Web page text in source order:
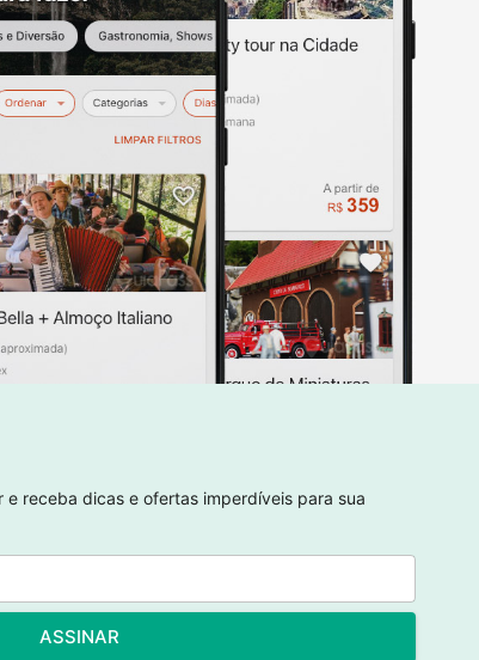
e receba dicas e ofertas imperdíveis para sua
ASSINAR